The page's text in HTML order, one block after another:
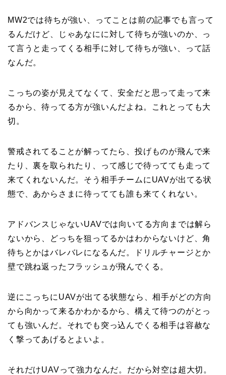
MW2では待ちが強い、ってことは前の記事でも言って
るんだけど、じゃあなにに対して待ちが強いのか、っ
て言うと走ってくる相手に対して待ちが強い、って話
なんだ。
こっちの姿が見えてなくて、安全だと思って走って来
るから、待ってる方が強いんだよね。これとっても大
切。
警戒されてることが解ってたら、投げものが飛んで来
たり、裏を取られたり、って感じで待ってても走って
来てくれないんだ。そう相手チームにUAVが出てる状
態で、あからさまに待ってても誰も来てくれない。
アドバンスじゃないUAVでは向いてる方向までは解ら
ないから、どっちを狙ってるかはわからないけど、角
待ちとかはバレバレになるんだ。ドリルチャージとか
壁で跳ね返ったフラッシュが飛んでくる。
逆にこっちにUAVが出てる状態なら、相手がどの方向
から向かって来るかわかるから、構えて待つのがとっ
ても強いんだ。それでも突っ込んでくる相手は容赦な
く撃ってあげるとよいよ。
それだけUAVって強力なんだ。だから対空は超大切。